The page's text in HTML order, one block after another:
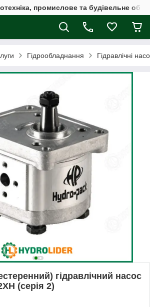
промислове та будівельне
Гідрообладнання Гідравлічні
гідравлічний насос
(серія 2)